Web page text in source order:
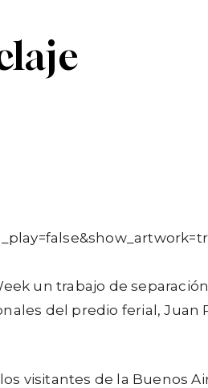
un trabajo de
del predio ferial, Juan
visitantes de la Buenos